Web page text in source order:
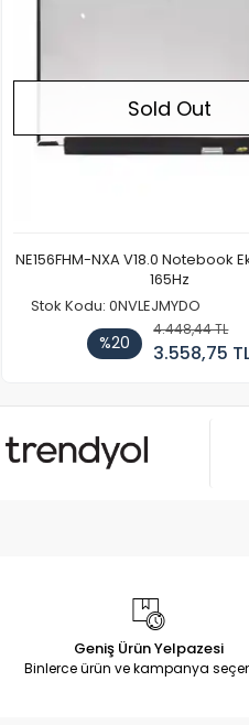
Sold Out
NE156FHM-NXA V18.0 Notebook
165Hz
Stok Kodu: 0NVLEJMYDO
%20
4.448,44 TL
3.558,75
Geniş Ürün Yelpazesi
Binlerce ürün ve kampanya